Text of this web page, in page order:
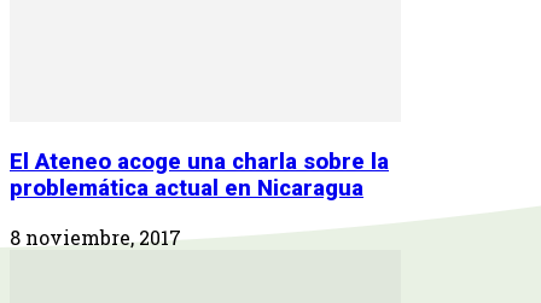
El Ateneo acoge una charla sobre la
problemática actual en Nicaragua
8 noviembre, 2017